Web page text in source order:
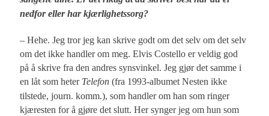
nedfor eller har kjærlighetssorg?
– Hehe. Jeg tror jeg kan skrive godt om det selv om det selv
om det ikke handler om meg. Elvis Costello er veldig god
på å skrive fra den andres synsvinkel. Jeg gjør det samme i
en låt som heter Telefon (fra 1993-albumet Nesten ikke
tilstede, journ. komm.), som handler om han som ringer
kjæresten for å gjøre det slutt. Her synger jeg om hun som